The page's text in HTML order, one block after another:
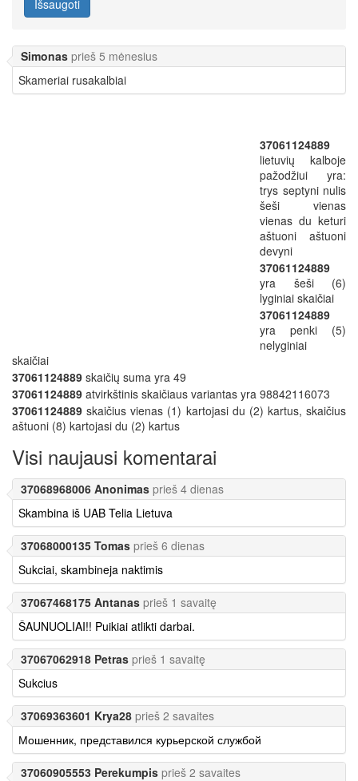
Išsaugoti
Simonas prieš 5 mėnesius
Skameriai rusakalbiai
37061124889
lietuvių kalboje
pažodžiui yra:
trys septyni nulis
šeši vienas
vienas du keturi
aštuoni aštuoni
devyni
37061124889
yra šeši (6)
lyginiai skaičiai
37061124889
yra penki (5)
nelyginiai
skaičiai
37061124889 skaičių suma yra 49
37061124889 atvirkštinis skaičiaus variantas yra 98842116073
37061124889 skaičius vienas (1) kartojasi du (2) kartus, skaičius
aštuoni (8) kartojasi du (2) kartus
Visi naujausi komentarai
37068968006 Anonimas prieš 4 dienas
Skambina iš UAB Telia Lietuva
37068000135 Tomas prieš 6 dienas
Sukciai, skambineja naktimis
37067468175 Antanas prieš 1 savaitę
ŠAUNUOLIAI!! Puikiai atlikti darbai.
37067062918 Petras prieš 1 savaitę
Sukcius
37069363601 Krya28 prieš 2 savaites
Мошенник, представился курьерской службой
37060905553 Perekumpis prieš 2 savaites